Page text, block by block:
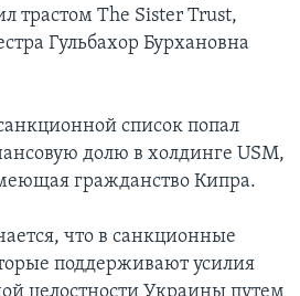
трастом The Sister Trust,
Гульбахор Бурхановна
список попал
долю в холдинге USM,
гражданство Кипра.
что в санкционные
поддерживают усилия